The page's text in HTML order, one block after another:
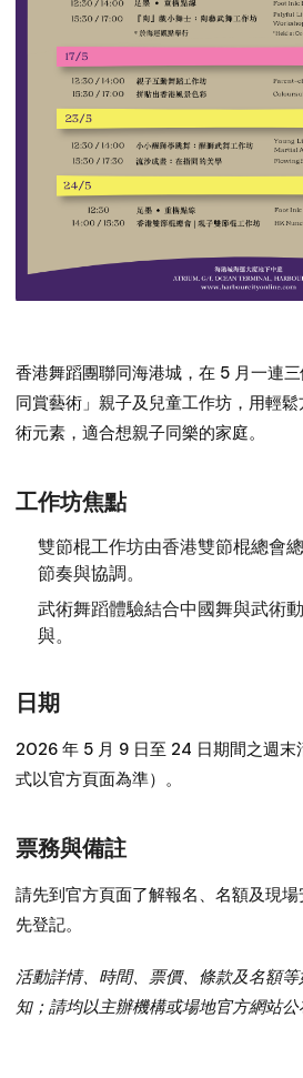
香港舞蹈團聯同海港城，在 5 月一連
同賞藝術」親子及兒童工作坊，用輕
術元素，適合想親子同樂的家庭。
工作坊焦點
雙節棍工作坊由香港雙節棍總會
節奏與協調。
武術舞蹈體驗結合中國舞與武術
與。
日期
2026 年 5 月 9 日至 24 日期間之週末
式以官方頁面為準）。
票務與備註
請先到官方頁面了解報名、名額及現
先登記。
活動詳情、時間、票價、條款及名額
知；請均以主辦機構或場地官方網站公